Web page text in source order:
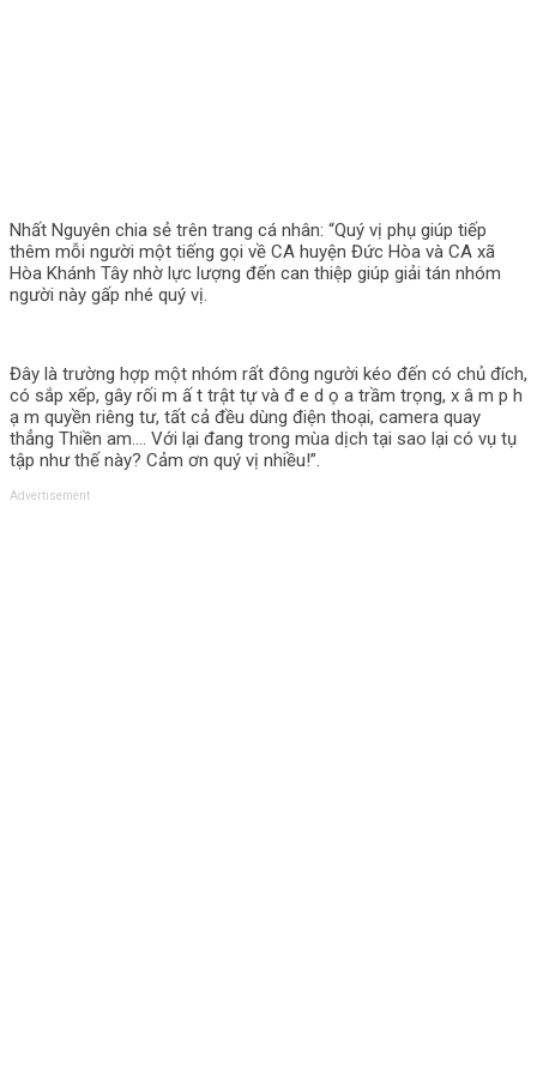
Nhất Nguyên chia sẻ trên trang cá nhân: “Quý vị phụ giúp tiếp
thêm mỗi người một tiếng gọi về CA huyện Đức Hòa và CA xã
Hòa Khánh Tây nhờ lực lượng đến can thiệp giúp giải tán nhóm
người này gấp nhé quý vị.
Đây là trường hợp một nhóm rất đông người kéo đến có chủ đích,
có sắp xếp, gây rối m ấ t trật tự và đ e d ọ a trầm trọng, x â m p h
ạ m quyền riêng tư, tất cả đều dùng điện thoại, camera quay
thẳng Thiền am…. Với lại đang trong mùa dịch tại sao lại có vụ tụ
tập như thế này? Cảm ơn quý vị nhiều!”.
Advertisement